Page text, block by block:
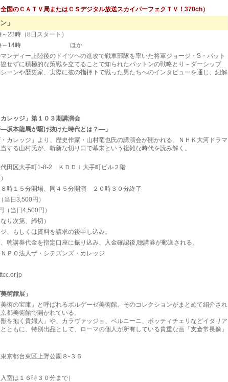
国のＣＡＴＶ局またはＣＳデジタル放送スカイパーフェクＴＶ！370ch）
」
23時（8日スタート）
13時～14時 ほか
ンディー上陸後のドイツヘの進攻で戦車部隊を率いた将軍ジョージ・S・パット
せずに積極的な策戦を立てることで知られたパットンの戦略とり－ダーシップ
ーンや歴史家、実際に彼の指揮下で戦った男たちへのインタビューを通じ、紐解
レッジ」第１０３期講演会
―坂本龍馬が駆け抜けた時代とは？―」
カレッジ」より、歴史作家・山村竜也氏の講演会が開かれる。ＮＨＫ大河ドラマ
する山村氏が、斬新な切り口で幕末という複雑な時代を読み解く。
田区大手町1-8-2 ＫＤＤＩ大手町ビル２階
時１５分開場、同４５分開演 ２０時３０分終了
日3,500円）
日4,500円）
り次第、締切）
、もしくは資料を請求の後申し込み。
指定口座に振り込み、入金確認後,聴講券が郵送される。
ＰＯ法人ザ・シチズンズ・カレッジ
術館展」
術の宝庫」と呼ばれるボルゲーゼ美術館。そのコレクションがまとめて紹介され
都美術館で開かれている。
を抱く貴婦人」や、カラヴァッジョ、ベルニーニ、ボッティチェリなどイタリア
ともに、特別出品として、ローマの個人が所有している貴重な画「支倉常長像」
都台東区上野公園８‐３６
室は１６時３０分まで）